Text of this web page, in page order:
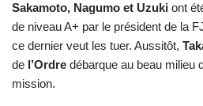
Sakamoto, Nagumo et Uzuki ont
de niveau A+ par le président de la
ce dernier veut les tuer. Aussitôt,
de l’Ordre débarque au beau milieu
mission.